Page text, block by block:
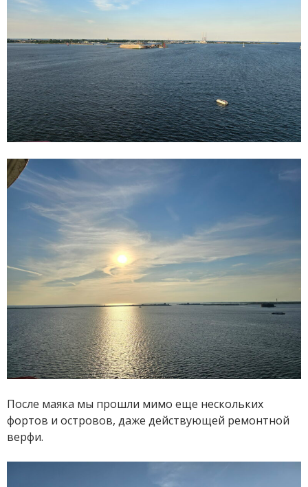
После маяка мы прошли мимо еще нескольких
фортов и островов, даже действующей ремонтной
верфи.